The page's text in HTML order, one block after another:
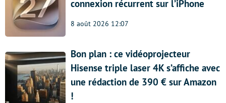
connexion récurrent sur l’iPhone
8 août 2026 12:07
Bon plan : ce vidéoprojecteur
Hisense triple laser 4K s’affiche avec
une rédaction de 390 € sur Amazon
!